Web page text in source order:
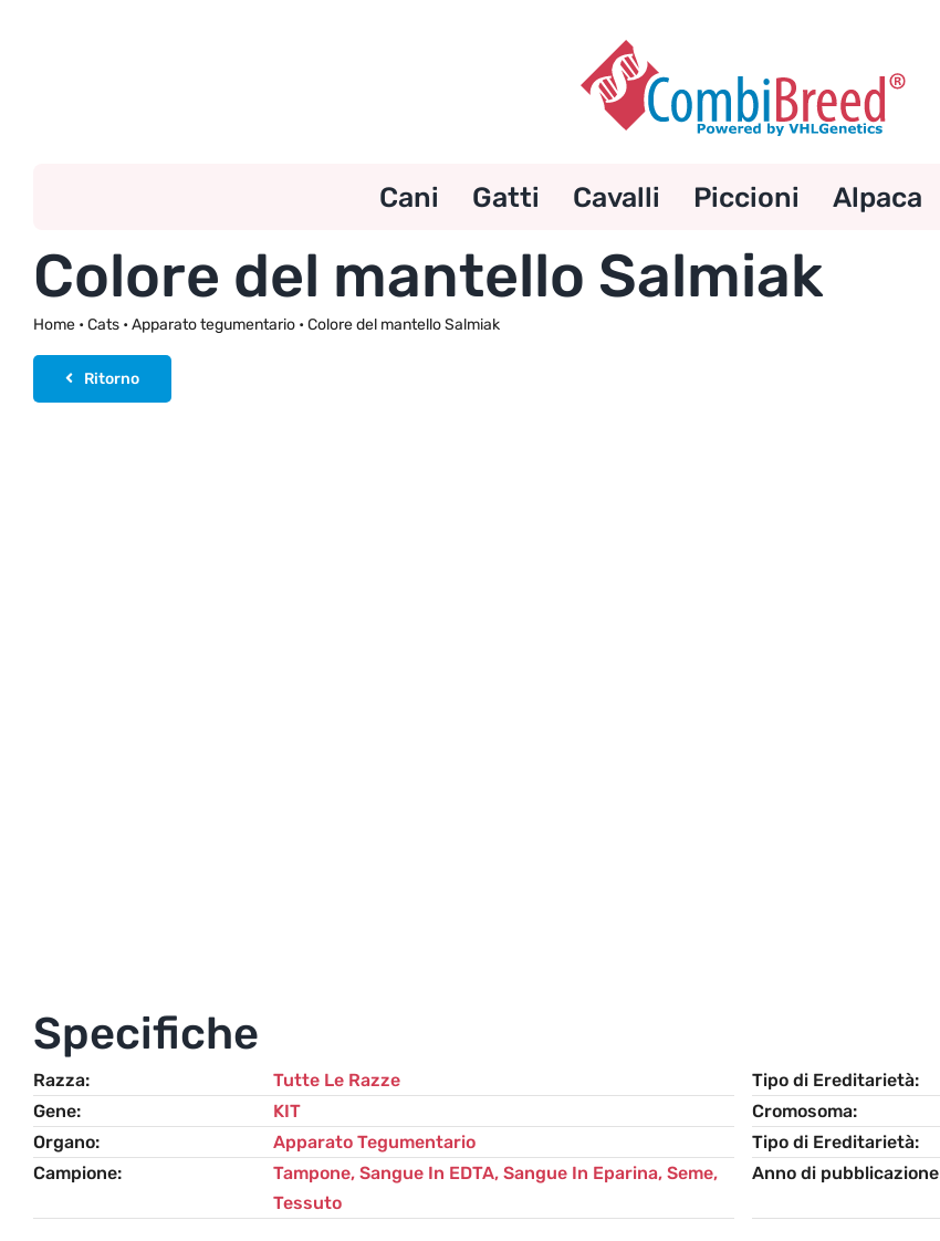
Cani Gatti Cavalli Piccioni Alpaca
Colore del mantello Salmiak
Home• Cats• Apparato tegumentario• Colore del mantello Salmiak
Ritorno
Specifiche
Razza
Tutte Le Razze
Gene
KIT
Organo
Apparato Tegumentario
Campione
Tampone, Sangue In EDTA, Sangue In Eparina, Seme,
Tessuto
Tipo di Ereditarietà
Cromosoma
Tipo di Ereditarietà
Anno di pubblicazione